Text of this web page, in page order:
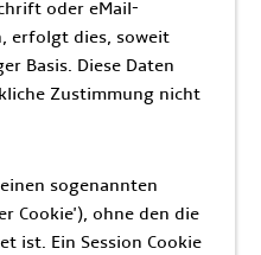
oder eMail-
erfolgt dies, soweit
Basis. Diese Daten
Zustimmung nicht
sogenannten
Cookie'), ohne den die
ist. Ein Session Cookie